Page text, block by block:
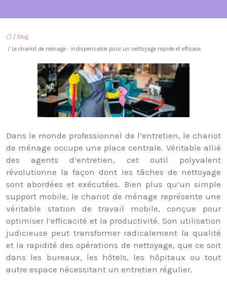
/ Blog
/ Le chariot de ménage : indispensable pour un nettoyage rapide et efficace
Dans le monde professionnel de l’entretien, le chariot
de ménage occupe une place centrale. Véritable allié
des agents d’entretien, cet outil polyvalent
révolutionne la façon dont les tâches de nettoyage
sont abordées et exécutées. Bien plus qu’un simple
support mobile, le chariot de ménage représente une
véritable station de travail mobile, conçue pour
optimiser l’efficacité et la productivité. Son utilisation
judicieuse peut transformer radicalement la qualité
et la rapidité des opérations de nettoyage, que ce soit
dans les bureaux, les hôtels, les hôpitaux ou tout
autre espace nécessitant un entretien régulier.